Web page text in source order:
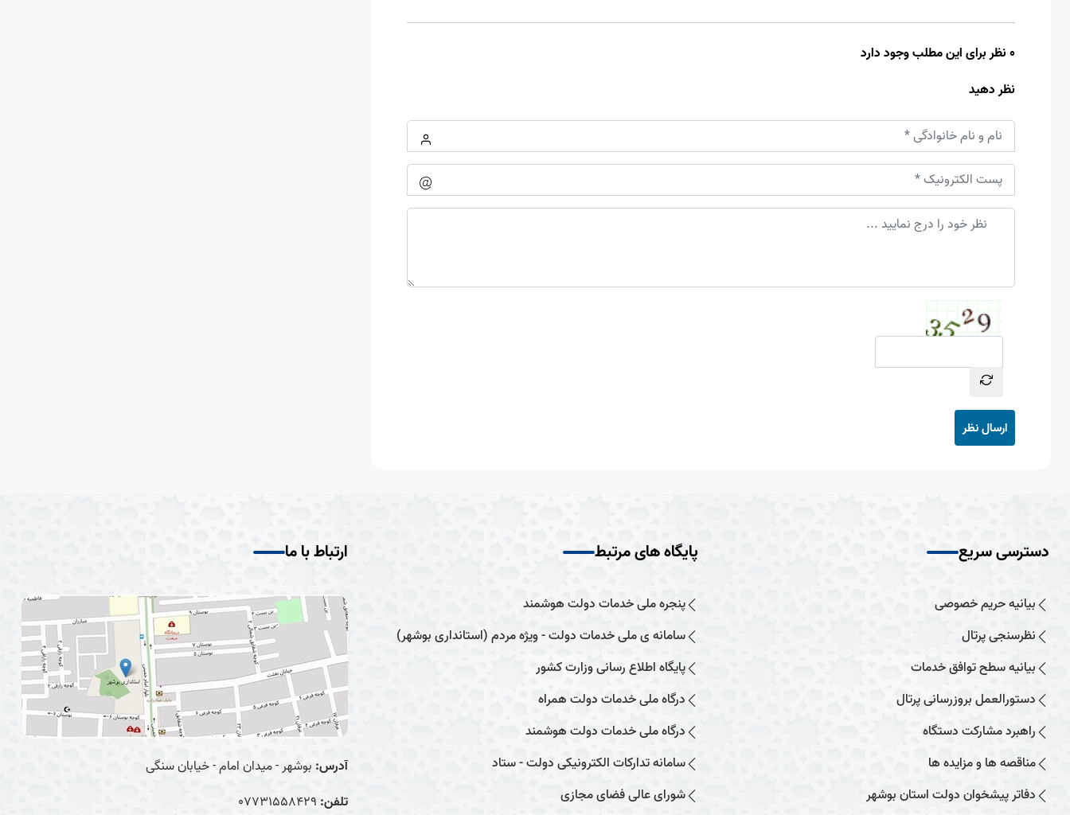
0 نظر برای این مطلب وجود دارد
نظر دهید
ارسال نظر
دسترسی سریع
بیانیه حریم خصوصی
نظرسنجی پرتال
بیانیه سطح توافق خدمات
دستورالعمل بروزرسانی پرتال
راهبرد مشارکت دستگاه
مناقصه ها و مزایده ها
دفاتر پیشخوان دولت استان بوشهر
پایگاه های مرتبط
پنجره ملی خدمات دولت هوشمند
سامانه ی ملی خدمات دولت - ویژه مردم (استانداری بوشهر)
پایگاه اطلاع رسانی وزارت کشور
درگاه ملی خدمات دولت همراه
درگاه ملی خدمات دولت هوشمند
سامانه تدارکات الکترونیکی دولت - ستاد
شورای عالی فضای مجازی
ارتباط با ما
آدرس: بوشهر - میدان امام - خیابان سنگی
تلفن: 07731558429